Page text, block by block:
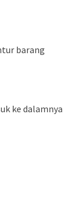
barang
ke dalamnya